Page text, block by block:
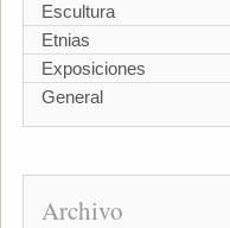
Escultura
Etnias
Exposiciones
General
Archivo